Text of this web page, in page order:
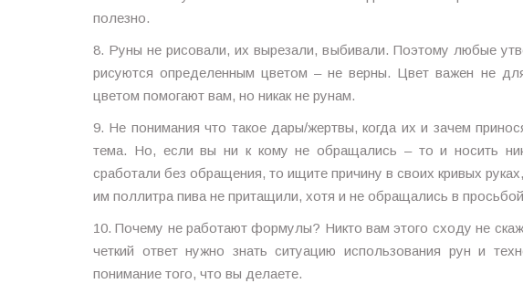
полезно.
8. Руны не рисовали, их вырезали, выбивали. Поэтому любые
рисуются определенным цветом – не верны. Цвет важен не
цветом помогают вам, но никак не рунам.
9. Не понимания что такое дары/жертвы, когда их и зачем
тема. Но, если вы ни к кому не обращались – то и носить
сработали без обращения, то ищите причину в своих кривых
им поллитра пива не притащили, хотя и не обращались в
10. Почему не работают формулы? Никто вам этого сходу не
четкий ответ нужно знать ситуацию использования рун и
понимание того, что вы делаете.